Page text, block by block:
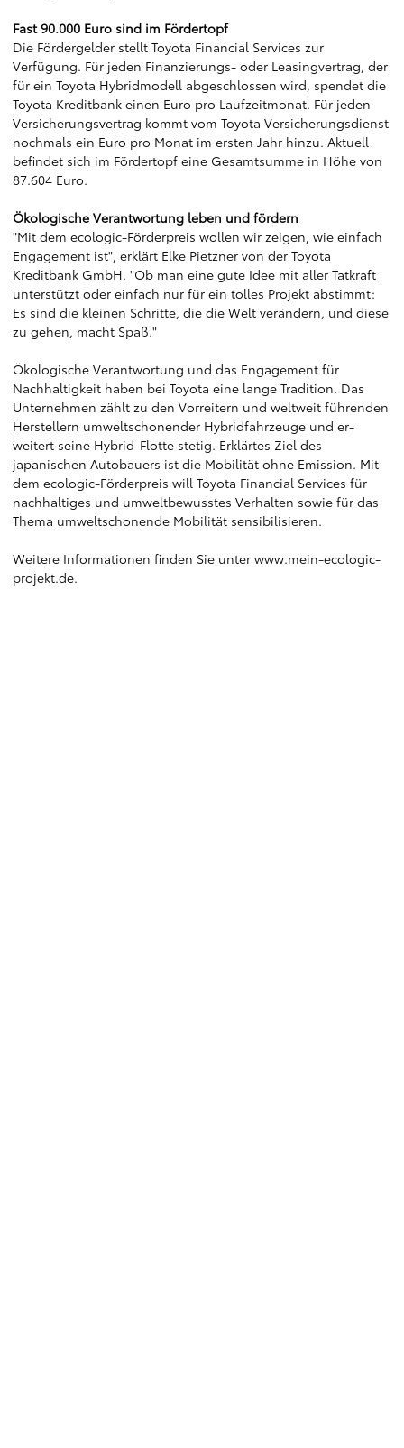
Fast 90.000 Euro sind im Fördertopf
Die Fördergelder stellt Toyota Financial Services zur
Verfügung. Für jeden Finanzierungs- oder Leasingvertrag, der
für ein Toyota Hybridmodell abgeschlossen wird, spendet die
Toyota Kreditbank einen Euro pro Laufzeitmonat. Für jeden
Versicherungsvertrag kommt vom Toyota Versicherungsdienst
nochmals ein Euro pro Monat im ersten Jahr hinzu. Aktuell
befindet sich im Fördertopf eine Gesamtsumme in Höhe von
87.604 Euro.
Ökologische Verantwortung leben und fördern
"Mit dem ecologic-Förderpreis wollen wir zeigen, wie einfach
Engagement ist", erklärt Elke Pietzner von der Toyota
Kreditbank GmbH. "Ob man eine gute Idee mit aller Tatkraft
unterstützt oder einfach nur für ein tolles Projekt abstimmt:
Es sind die kleinen Schritte, die die Welt verändern, und diese
zu gehen, macht Spaß."
Ökologische Verantwortung und das Engagement für
Nachhaltigkeit haben bei Toyota eine lange Tradition. Das
Unternehmen zählt zu den Vorreitern und weltweit führenden
Herstellern umweltschonender Hybridfahrzeuge und er-
weitert seine Hybrid-Flotte stetig. Erklärtes Ziel des
japanischen Autobauers ist die Mobilität ohne Emission. Mit
dem ecologic-Förderpreis will Toyota Financial Services für
nachhaltiges und umweltbewusstes Verhalten sowie für das
Thema umweltschonende Mobilität sensibilisieren.
Weitere Informationen finden Sie unter www.mein-ecologic-
projekt.de.